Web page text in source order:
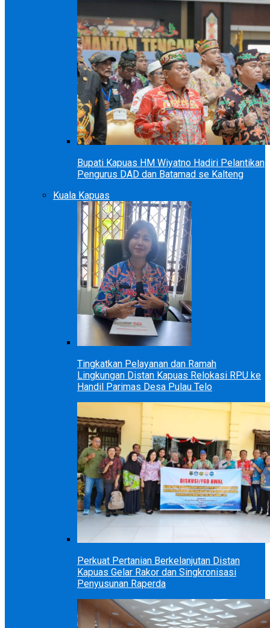
Bupati Kapuas HM Wiyatno Hadiri Pelantikan
Pengurus DAD dan Batamad se Kalteng
Kuala Kapuas
Tingkatkan Pelayanan dan Ramah
Lingkungan Distan Kapuas Relokasi RPU ke
Handil Parimas Desa Pulau Telo
Perkuat Pertanian Berkelanjutan Distan
Kapuas Gelar Rakor dan Singkronisasi
Penyusunan Raperda